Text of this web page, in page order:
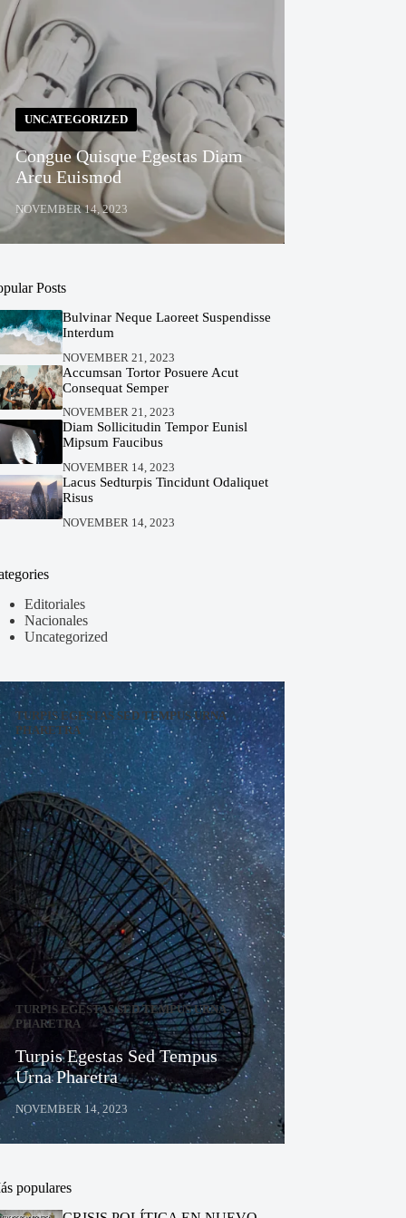
UNCATEGORIZED
Congue Quisque Egestas Diam
Arcu Euismod
NOVEMBER 14, 2023
Posts
Bulvinar Neque Laoreet Suspendisse
Interdum
NOVEMBER 21, 2023
Accumsan Tortor Posuere Acut
Consequat Semper
NOVEMBER 21, 2023
Diam Sollicitudin Tempor Eunisl
Mipsum Faucibus
NOVEMBER 14, 2023
Lacus Sedturpis Tincidunt Odaliquet
Risus
NOVEMBER 14, 2023
Editoriales
Nacionales
Uncategorized
TURPIS EGESTAS SED TEMPUS URNA
PHARETRA
TURPIS EGESTAS SED TEMPUS URNA
PHARETRA
Turpis Egestas Sed Tempus
Urna Pharetra
NOVEMBER 14, 2023
populares